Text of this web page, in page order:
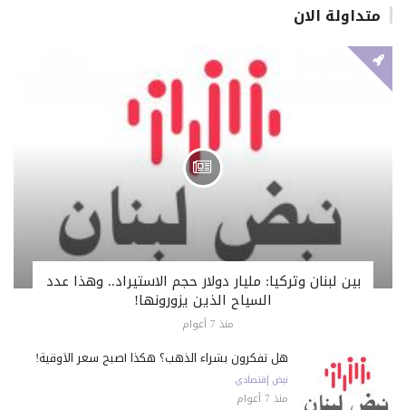
متداولة الان
بين لبنان وتركيا: مليار دولار حجم الاستيراد.. وهذا عدد
السياح الذين يزورونها!
منذ 7 أعوام
هل تفكرون بشراء الذهب؟ هكذا أصبح سعر الأوقية!
نبض إقتصادي
منذ 7 أعوام